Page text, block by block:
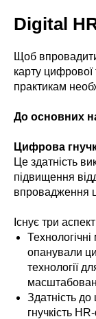
Digital
Щоб
карту цифрової
практикам
До основних
Цифрова
Це здатність
підвищення
впровадження
Існує три
опанували
технології
Здатність
гнучкість